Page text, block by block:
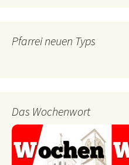
Pfarrei neuen Typs
Das Wochenwort